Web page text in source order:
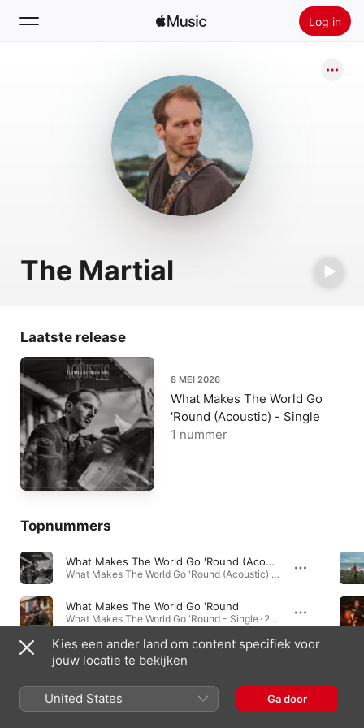
Log in
Installeer Apple Music
The Martial
Laatste release
8 MEI 2026
What Makes The World Go
'Round (Acoustic) - Single
1 nummer
Topnummers
What Makes The World Go 'Round (Acoustic)
What Makes The World Go 'Round (Acoustic) - Single · 2026
What Makes The World Go 'Round
What Makes The World Go 'Round - Single · 2026
Everlastingly (Wedding Version)
Everlastingly (Wedding Version) - Single · 2025
Kies een ander land om content specifiek voor
jouw locatie te bekijken
United States Ga door